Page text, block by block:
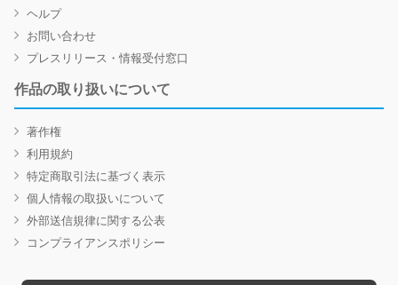
ヘルプ
お問い合わせ
プレスリリース・情報受付窓口
作品の取り扱いについて
著作権
利用規約
特定商取引法に基づく表示
個人情報の取扱いについて
外部送信規律に関する公表
コンプライアンスポリシー